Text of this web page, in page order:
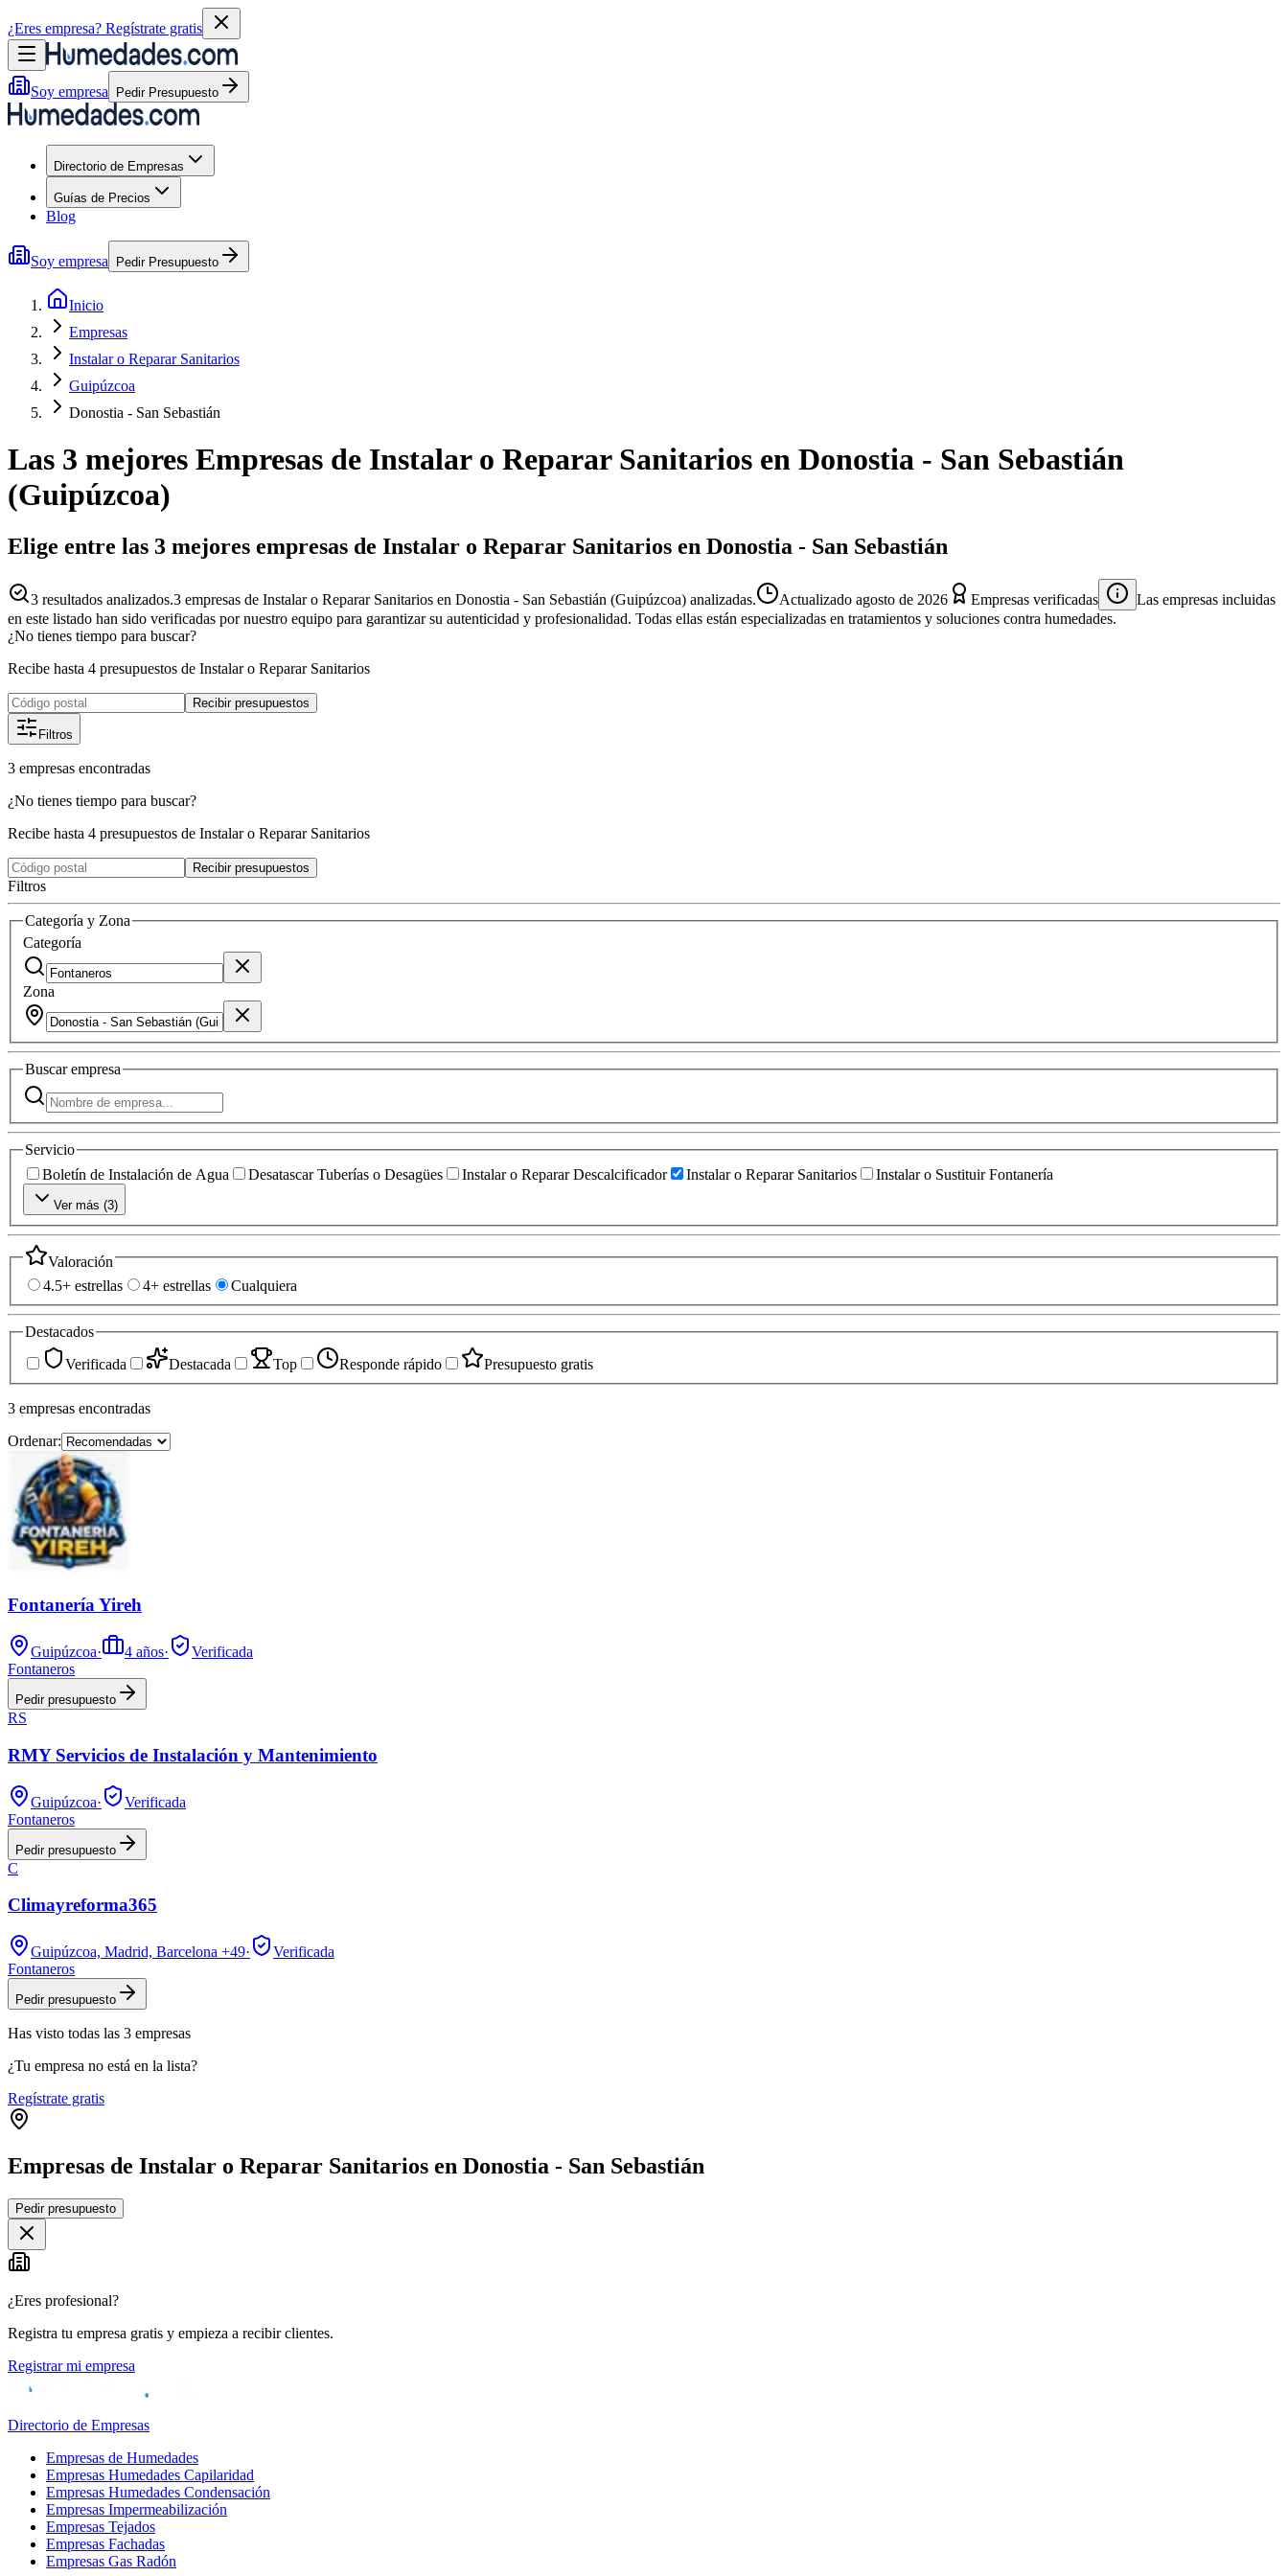
¿Eres empresa? Regístrate gratis
Soy empresa Pedir Presupuesto
Directorio de Empresas
Guías de Precios
Blog
Soy empresa Pedir Presupuesto
Inicio
Empresas
Instalar o Reparar Sanitarios
Guipúzcoa
Donostia - San Sebastián
Las 3 mejores Empresas de Instalar o Reparar Sanitarios en Donostia - San Sebastián
(Guipúzcoa)
Elige entre las 3 mejores empresas de Instalar o Reparar Sanitarios en Donostia - San Sebastián
3 resultados analizados.3 empresas de Instalar o Reparar Sanitarios en Donostia - San Sebastián (Guipúzcoa) analizadas. Actualizado agosto de 2026 Empresas verificadas
Las empresas incluidas
en este listado han sido verificadas por nuestro equipo para garantizar su autenticidad y profesionalidad. Todas ellas están especializadas en tratamientos y soluciones contra humedades.
¿No tienes tiempo para buscar?
Recibe hasta 4 presupuestos de Instalar o Reparar Sanitarios
Recibir presupuestos
Filtros
3 empresas encontradas
¿No tienes tiempo para buscar?
Recibe hasta 4 presupuestos de Instalar o Reparar Sanitarios
Recibir presupuestos
Filtros
Categoría y Zona
Categoría
Zona
Buscarempresa
Servicio
Boletín de Instalación de Agua
Desatascar Tuberías o Desagües Instalar o Reparar Descalcificador Instalar o Reparar Sanitarios Instalar o Sustituir Fontanería
Ver más (3)
Valoración
4.5+ estrellas
4+ estrellas Cualquiera
Destacados
Verificada
Destacada Top Responde rápido Presupuesto gratis
3 empresas encontradas
Ordenar:
Fontanería Yireh
Guipúzcoa· 4 años·
Verificada
Fontaneros
Pedir presupuesto
RS
RMY Servicios de Instalación y Mantenimiento
Guipúzcoa·
Verificada
Fontaneros
Pedir presupuesto
C
Climayreforma365
Guipúzcoa, Madrid, Barcelona +49·
Verificada
Fontaneros
Pedir presupuesto
Has visto todas las 3 empresas
¿Tu empresa no está en la lista?
Regístrate gratis
Empresas de Instalar o Reparar Sanitarios en Donostia - San Sebastián
+
−
Pedir presupuesto
¿Eres profesional?
Registra tu empresa gratis y empieza a recibir clientes.
Registrar mi empresa
Directorio de Empresas
Empresas de Humedades
Empresas Humedades Capilaridad
Empresas Humedades Condensación
Empresas Impermeabilización
Empresas Tejados
Empresas Fachadas
Empresas Gas Radón